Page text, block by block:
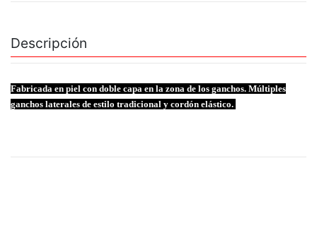
Descripción
Fabricada en piel con doble capa en la zona de los ganchos. Múltiples
ganchos laterales de estilo tradicional y cordón elástico.